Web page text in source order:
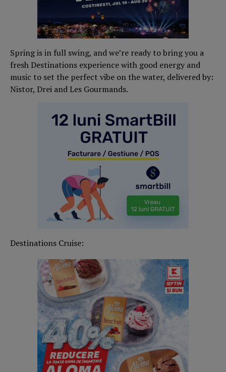
Spring is in full swing, and we’re ready to bring you a
fresh Destinations experience with good energy and
music to set the perfect vibe on the water, delivered by:
Nistor, Drei and Les Gourmands.
Destinations Cruise: